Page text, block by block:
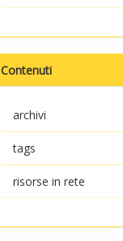
Contenuti
archivi
tags
risorse in rete